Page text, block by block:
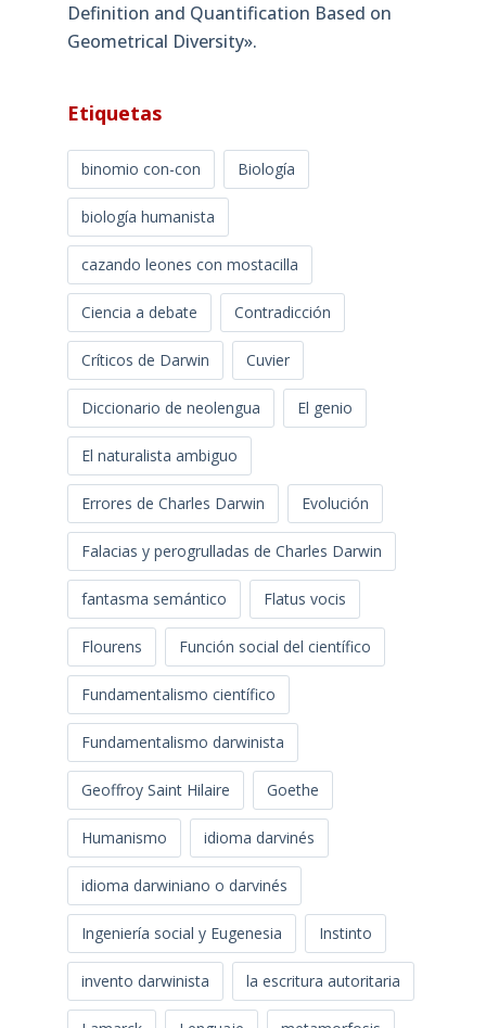
Definition and Quantification Based on
Geometrical Diversity»​.
Etiquetas
binomio con-con Biología
biología humanista
cazando leones con mostacilla
Ciencia a debate Contradicción
Críticos de Darwin Cuvier
Diccionario de neolengua El genio
El naturalista ambiguo
Errores de Charles Darwin Evolución
Falacias y perogrulladas de Charles Darwin
fantasma semántico Flatus vocis
Flourens Función social del científico
Fundamentalismo científico
Fundamentalismo darwinista
Geoffroy Saint Hilaire Goethe
Humanismo idioma darvinés
idioma darwiniano o darvinés
Ingeniería social y Eugenesia Instinto
invento darwinista la escritura autoritaria